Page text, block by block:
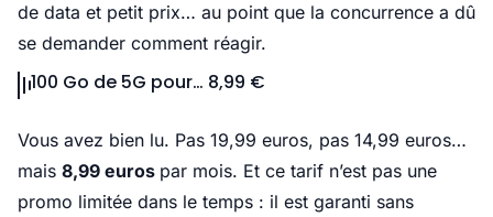
de data et petit prix… au point que la concurrence a dû
se demander comment réagir.
100 Go de 5G pour… 8,99 €
Vous avez bien lu. Pas 19,99 euros, pas 14,99 euros…
mais 8,99 euros par mois. Et ce tarif n’est pas une
promo limitée dans le temps : il est garanti sans